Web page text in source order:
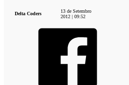
Delta Coders
13 de Setembro
2012 | 09:52